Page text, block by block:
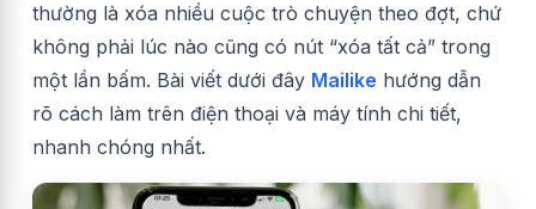
thường là xóa nhiều cuộc trò chuyện theo đợt, chứ
không phải lúc nào cũng có nút “xóa tất cả” trong
một lần bấm. Bài viết dưới đây Mailike hướng dẫn
rõ cách làm trên điện thoại và máy tính chi tiết,
nhanh chóng nhất.